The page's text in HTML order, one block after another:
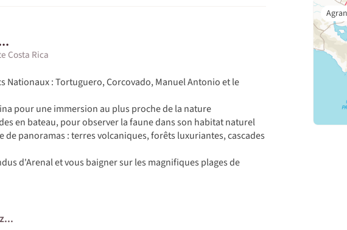
Costa Rica
Nationaux : Tortuguero, Corcovado, Manuel Antonio et le
pour une immersion au plus proche de la nature
en bateau, pour observer la faune dans son habitat naturel
de panoramas : terres volcaniques, forêts luxuriantes, cascades
d'Arenal et vous baigner sur les magnifiques plages de